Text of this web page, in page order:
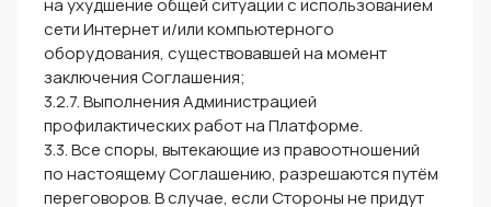
на ухудшение общей ситуации с использованием
сети Интернет и/или компьютерного
оборудования, существовавшей на момент
заключения Соглашения;
3.2.7. Выполнения Администрацией
профилактических работ на Платформе.
3.3. Все споры, вытекающие из правоотношений
по настоящему Соглашению, разрешаются путём
переговоров. В случае, если Стороны не придут